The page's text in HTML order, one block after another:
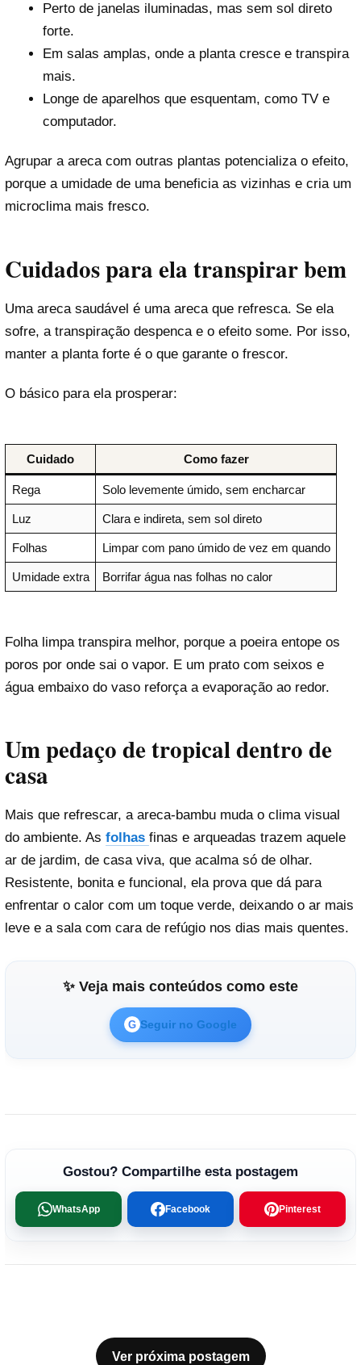
Perto de janelas iluminadas, mas sem sol direto
forte.
Em salas amplas, onde a planta cresce e transpira
mais.
Longe de aparelhos que esquentam, como TV e
computador.
Agrupar a areca com outras plantas potencializa o efeito,
porque a umidade de uma beneficia as vizinhas e cria um
microclima mais fresco.
Cuidados para ela transpirar bem
Uma areca saudável é uma areca que refresca. Se ela
sofre, a transpiração despenca e o efeito some. Por isso,
manter a planta forte é o que garante o frescor.
O básico para ela prosperar:
Cuidado Como fazer
Rega Solo levemente úmido, sem encharcar
Luz Clara e indireta, sem sol direto
Folhas Limpar com pano úmido de vez em quando
Umidade extra Borrifar água nas folhas no calor
Folha limpa transpira melhor, porque a poeira entope os
poros por onde sai o vapor. E um prato com seixos e
água embaixo do vaso reforça a evaporação ao redor.
Um pedaço de tropical dentro de
casa
Mais que refrescar, a areca-bambu muda o clima visual
do ambiente. As folhas finas e arqueadas trazem aquele
ar de jardim, de casa viva, que acalma só de olhar.
Resistente, bonita e funcional, ela prova que dá para
enfrentar o calor com um toque verde, deixando o ar mais
leve e a sala com cara de refúgio nos dias mais quentes.
✨ Veja mais conteúdos como este
G Seguir no Google
Gostou? Compartilhe esta postagem
WhatsApp Facebook Pinterest
Ver próxima postagem